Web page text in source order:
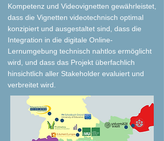
Kompetenz und Videovignetten gewährleistet,
dass die Vignetten videotechnisch optimal
konzipiert und ausgestaltet sind, dass die
Integration in die digitale Online-
Lernumgebung technisch nahtlos ermöglicht
wird, und dass das Projekt überfachlich
hinsichtlich aller Stakeholder evaluiert und
verbreitet wird.